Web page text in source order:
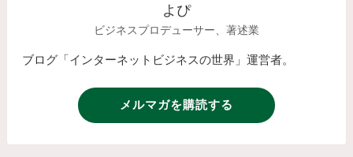
よぴ
ビジネスプロデューサー、著述業
ブログ「インターネットビジネスの世界」運営者。
メルマガを購読する